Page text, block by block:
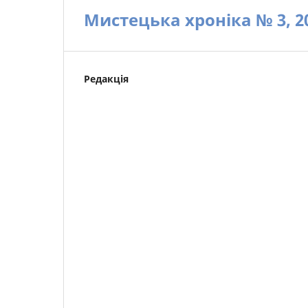
Мистецька хроніка № 3,
Редакція